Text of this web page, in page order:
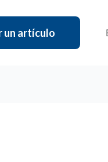
un artículo